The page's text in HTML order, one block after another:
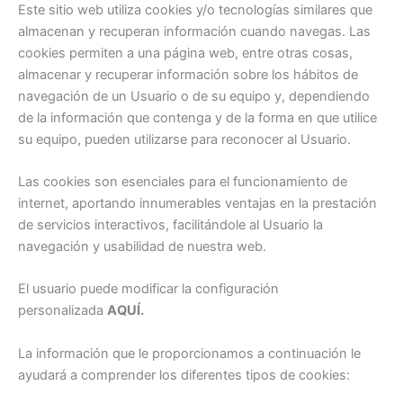
Este sitio web utiliza cookies y/o tecnologías similares que
almacenan y recuperan información cuando navegas. Las
cookies permiten a una página web, entre otras cosas,
almacenar y recuperar información sobre los hábitos de
navegación de un Usuario o de su equipo y, dependiendo
de la información que contenga y de la forma en que utilice
su equipo, pueden utilizarse para reconocer al Usuario.
Las cookies son esenciales para el funcionamiento de
internet, aportando innumerables ventajas en la prestación
de servicios interactivos, facilitándole al Usuario la
navegación y usabilidad de nuestra web.
El usuario puede modificar la configuración
personalizada AQUÍ.
La información que le proporcionamos a continuación le
ayudará a comprender los diferentes tipos de cookies: